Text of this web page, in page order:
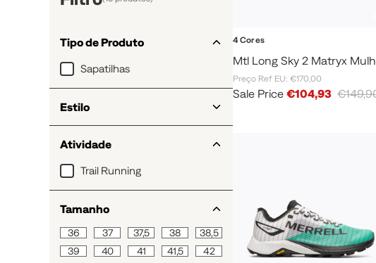
Tipo de Produto
Sapatilhas
Estilo
Atividade
Trail Running
Tamanho
36 37 37,5 38
38,5
39
40 41 41,5
42
4 Cores
Mtl Long Sky 2 Matryx
Preço Ref EU: €170,00
Sale Price €104,93